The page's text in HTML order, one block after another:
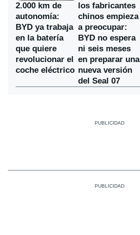
2.000 km de
autonomía:
BYD ya trabaja
en la batería
que quiere
revolucionar el
coche eléctrico
los fabricantes
chinos empieza
a preocupar:
BYD no espera
ni seis meses
en preparar una
nueva versión
del Seal 07